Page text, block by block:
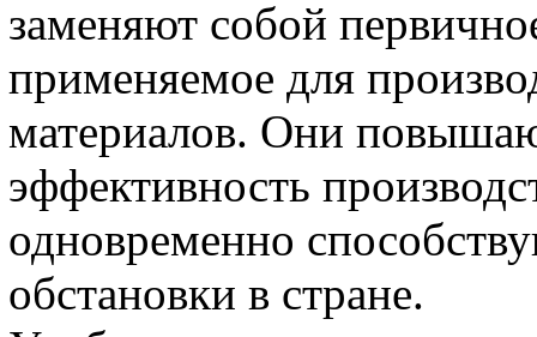
заменяют собой
применяемое для
материалов. Они
эффективность
одновременно
обстановки в стране.